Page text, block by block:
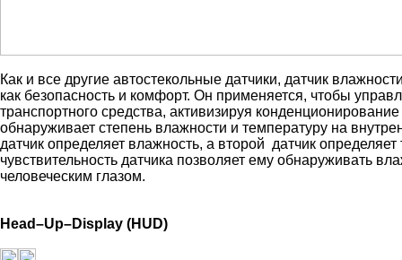
Как и все другие автостекольные датчики, датчик
как безопасность и комфорт. Он применяется, чтобы
транспортного средства, активизируя
обнаруживает степень влажности и температуру на
датчик определяет влажность, а второй датчик
чувствительность датчика позволяет ему обнаруживать
человеческим глазом.
Head–Up–Display (HUD)